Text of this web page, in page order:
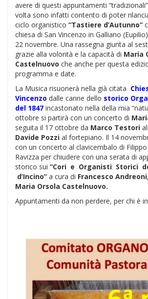
avere di questi appuntamenti
volta sono infatti contento di poter
ciclo organistico “Tastiere d’Autunno”
chiesa di San Vincenzo in Galliano
22 novembre. Una rassegna giunta al
grazie alla volontà e la capacità di Maria
Castelnuovo che anche per questa
programma e date.
La Musica risuonerà nella già citata
Vincenzo dalle canne dello storico
del 1847 incastonato nella della mia
ottobre si partirà con un concerto di
seguita il 17 ottobre da Marco Testori
Davide Pozzi al fortepiano. Il 14
con un concerto al clavicembalo di
Ravizza per chiudere con una serata di
storico sui “Cori e Organisti Storici
d’Incino” a cura di Francesco
Maria Orsola Castelnuovo.
Appuntamenti da non perdere, per chi è